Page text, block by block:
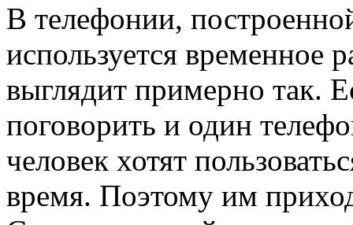
В телефонии,
используется временное
выглядит примерно так.
поговорить и один
человек хотят
время. Поэтому им